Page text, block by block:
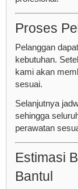
Proses
Pelanggan
kebutuhan.
kami akan
sesuai.
Selanjutnya
sehingga
perawatan
Estimasi
Bantul